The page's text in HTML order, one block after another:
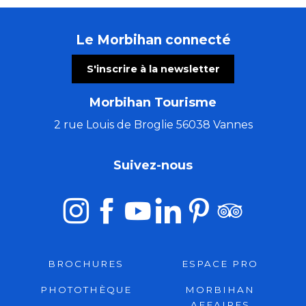
Le Morbihan connecté
S'inscrire à la newsletter
Morbihan Tourisme
2 rue Louis de Broglie 56038 Vannes
Suivez-nous
BROCHURES ESPACE PRO
PHOTOTHÈQUE
MORBIHAN